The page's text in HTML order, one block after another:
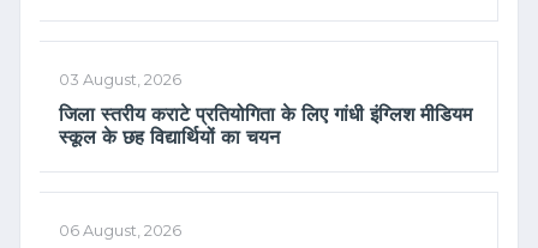
03 August, 2026
जिला स्तरीय कराटे प्रतियोगिता के लिए गांधी इंग्लिश मीडियम
स्कूल के छह विद्यार्थियों का चयन
06 August, 2026